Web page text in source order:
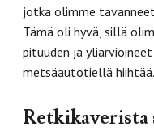
jotka olimme
Tämä oli hyvä, sillä
pituuden ja
metsäautotiellä hiihtää.
Retkikaverista